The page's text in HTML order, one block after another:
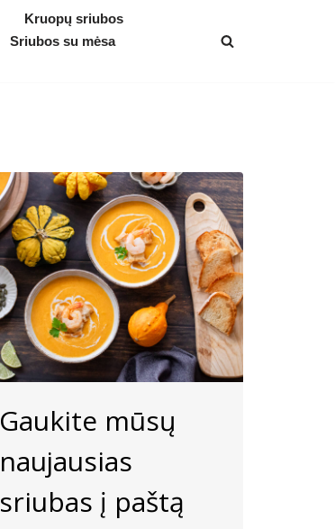
Kruopų sriubos
Sriubos su mėsa
Gaukite mūsų
naujausias
sriubas į paštą